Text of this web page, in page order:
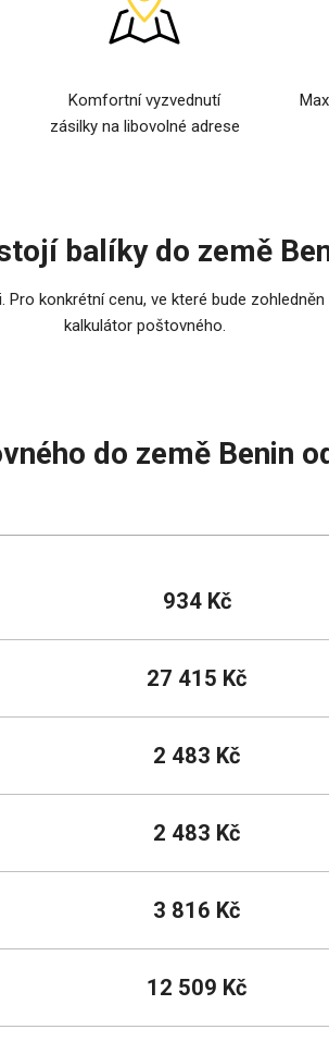
Komfortní vyzvednutí
zásilky na libovolné adrese
balíky do země
konkrétní cenu, ve které bude
kalkulátor poštovného.
do země Benin
934 Kč
27 415 Kč
2 483 Kč
2 483 Kč
3 816 Kč
12 509 Kč